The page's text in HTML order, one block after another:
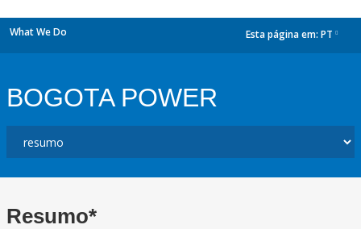
What We Do Esta página em: PT
BOGOTA POWER
Resumo*